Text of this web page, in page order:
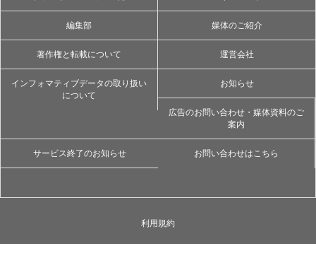
編集部 媒体のご紹介
著作権と転載について 運営会社
インフォマティブデータの取り扱い
について
お知らせ
広告のお問い合わせ・媒体資料のご
案内
サービス終了のお知らせ お問い合わせはこちら
利用規約